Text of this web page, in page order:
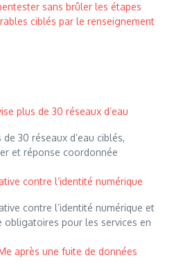
sans brûler les étapes
ciblés par le renseignement
plus de 30 réseaux d’eau
30 réseaux d’eau ciblés,
et réponse coordonnée
contre l’identité numérique
contre l’identité numérique et
obligatoires pour les services en
après une fuite de données